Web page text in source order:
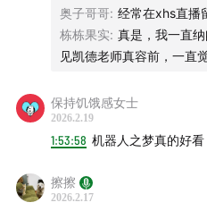
奥子哥哥: 经常在xhs直播
栋栋果实: 真是，我一直
见凯德老师真容前，一直
保持饥饿感女士
2026.2.19
1:53:58 机器人之梦真的好
擦擦
2026.2.17